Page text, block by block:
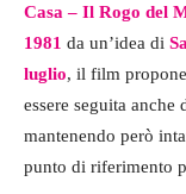
Casa – Il Rogo del
1981 da un’idea di
luglio, il film
essere seguita
mantenendo però
punto di riferimento